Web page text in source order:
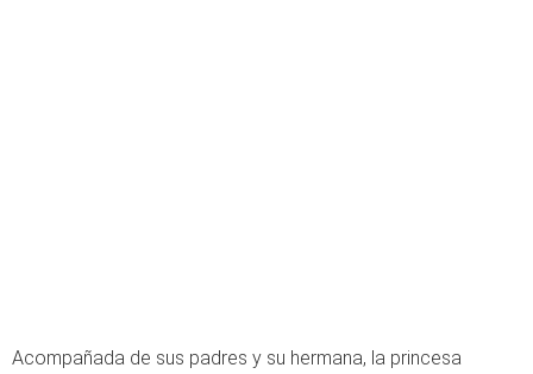
Acompañada de sus padres y su hermana, la princesa